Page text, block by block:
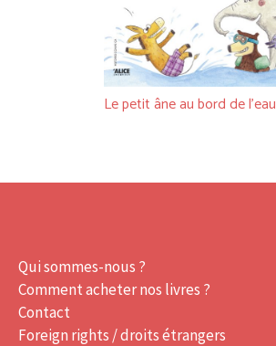
Le petit âne au bord de l’eau
Qui sommes-nous ?
Comment acheter nos livres ?
Contact
Foreign rights / droits étrangers